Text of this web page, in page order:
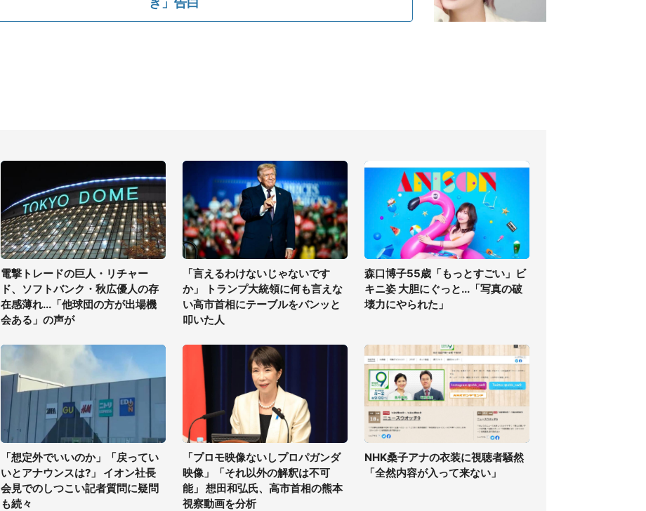
電撃トレードの巨人・リチャー
ド、ソフトバンク・秋広優人の存
在感薄れ...「他球団の方が出場機
会ある」の声が
「言えるわけないじゃないです
か」 トランプ大統領に何も言えな
い高市首相にテーブルをバンッと
叩いた人
森口博子55歳「もっとすごい」ビ
キニ姿 大胆にぐっと...「写真の破
壊力にやられた」
「想定外でいいのか」「戻ってい
いとアナウンスは?」 イオン社長
会見でのしつこい記者質問に疑問
も続々
「プロモ映像ないしプロパガンダ
映像」「それ以外の解釈は不可
能」 想田和弘氏、高市首相の熊本
視察動画を分析
NHK桑子アナの衣装に視聴者騒然
「全然内容が入って来ない」